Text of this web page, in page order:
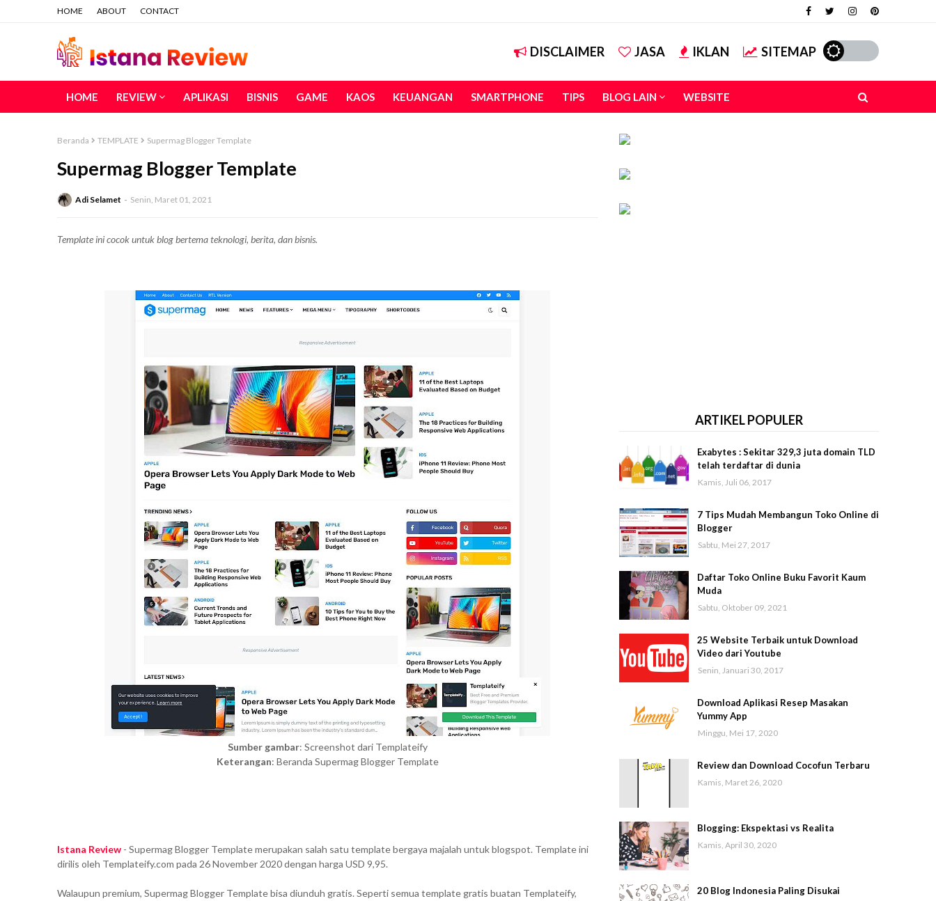
HOME ABOUT CONTACT
DISCLAIMER JASA IKLAN SITEMAP
HOME REVIEW APLIKASI BISNIS GAME KAOS KEUANGAN SMARTPHONE TIPS BLOG LAIN WEBSITE
Beranda TEMPLATE Supermag Blogger Template
Supermag Blogger Template
Adi Selamet Senin, Maret 01, 2021
Template ini cocok untuk blog bertema teknologi, berita, dan bisnis.
Sumber gambar: Screenshot dari Templateify
Keterangan: Beranda Supermag Blogger Template
Istana Review - Supermag Blogger Template merupakan salah satu template bergaya majalah untuk blogspot. Template ini
dirilis oleh Templateify.com pada 26 November 2020 dengan harga USD 9,95.
Walaupun premium, Supermag Blogger Template bisa diunduh gratis. Seperti semua template gratis buatan Templateify,
ARTIKEL POPULER
Exabytes : Sekitar 329,3 juta domain TLD
telah terdaftar di dunia
Kamis, Juli 06, 2017
7 Tips Mudah Membangun Toko Online di
Blogger
Sabtu, Mei 27, 2017
Daftar Toko Online Buku Favorit Kaum
Muda
Sabtu, Oktober 09, 2021
25 Website Terbaik untuk Download
Video dari Youtube
Senin, Januari 30, 2017
Download Aplikasi Resep Masakan
Yummy App
Minggu, Mei 17, 2020
Review dan Download Cocofun Terbaru
Kamis, Maret 26, 2020
Blogging: Ekspektasi vs Realita
Kamis, April 30, 2020
20 Blog Indonesia Paling Disukai